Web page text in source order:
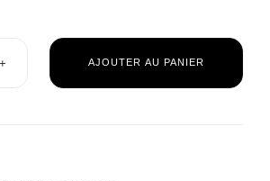
+ AJOUTER AU PANIER